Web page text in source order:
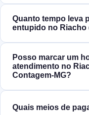
Quanto tempo leva
entupido no Riacho
Posso marcar um
atendimento no
Contagem‑MG?
Quais meios de